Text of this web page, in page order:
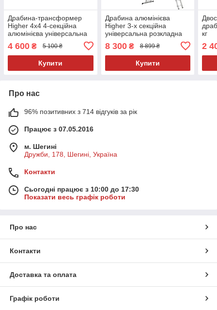
Драбина-трансформер
Higher 4x4 4-секційна
алюмінієва універсальна
розкладна 16 ступ. 4.6м
4 600 ₴ 5 100 ₴
Купити
Драбина алюмінієва
Higher 3-х секційна
універсальна розкладна
8 300₴ 8 899 ₴
Купити
кг
2
Про нас
96% позитивних з 714 відгуків за рік
Працює з 07.05.2016
м. Шегині
Дружби, 178, Шегині, Україна
Контакти
Сьогодні працює з 10:00 до 17:30
Показати весь графік роботи
Про нас
Контакти
Доставка та оплата
Графік роботи